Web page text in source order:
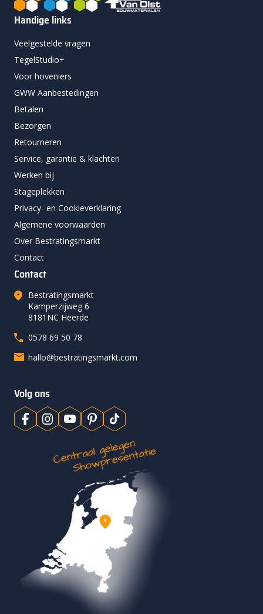
Handige links
Veelgestelde vragen
TegelStudio+
Voor hoveniers
GWW Aanbestedingen
Betalen
Bezorgen
Retourneren
Service, garantie & klachten
Werken bij
Stageplekken
Privacy- en Cookieverklaring
Algemene voorwaarden
Over Bestratingsmarkt
Contact
Contact
Bestratingsmarkt
Kamperzijweg 6
8181NC Heerde
0578 69 50 78
hallo@bestratingsmarkt.com
Volg ons